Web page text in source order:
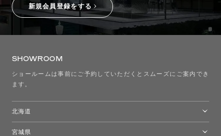
新規会員登録をする
SHOWROOM
ショールームは事前にご予約していただくとスムーズにご案内でき
ます。
北海道
宮城県